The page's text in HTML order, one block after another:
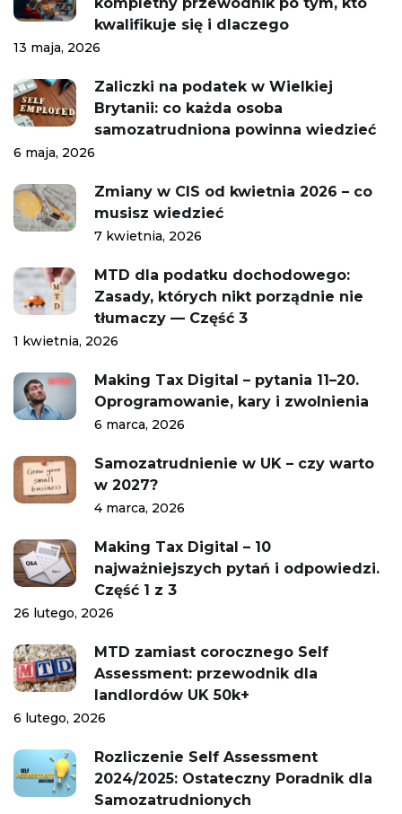
kwalifikuje się i dlaczego
13 maja, 2026
Zaliczki na podatek w Wielkiej
Brytanii: co każda osoba
samozatrudniona powinna wiedzieć
6 maja, 2026
Zmiany w CIS od kwietnia 2026 – co
musisz wiedzieć
7 kwietnia, 2026
MTD dla podatku dochodowego:
Zasady, których nikt porządnie nie
tłumaczy — Część 3
1 kwietnia, 2026
Making Tax Digital – pytania 11–20.
Oprogramowanie, kary i zwolnienia
6 marca, 2026
Samozatrudnienie w UK – czy warto
w 2027?
4 marca, 2026
Making Tax Digital – 10
najważniejszych pytań i odpowiedzi.
Część 1 z 3
26 lutego, 2026
MTD zamiast corocznego Self
Assessment: przewodnik dla
landlordów UK 50k+
6 lutego, 2026
Rozliczenie Self Assessment
2024/2025: Ostateczny Poradnik dla
Samozatrudnionych